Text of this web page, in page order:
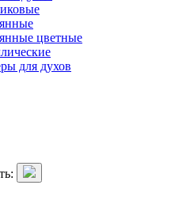
цветные
для духов